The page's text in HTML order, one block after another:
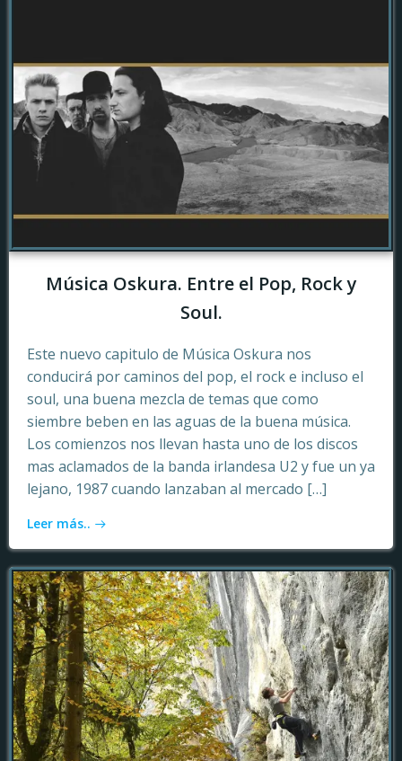
Música Oskura. Entre el Pop, Rock y
Soul.
Este nuevo capitulo de Música Oskura nos
conducirá por caminos del pop, el rock e incluso el
soul, una buena mezcla de temas que como
siembre beben en las aguas de la buena música.
Los comienzos nos llevan hasta uno de los discos
mas aclamados de la banda irlandesa U2 y fue un ya
lejano, 1987 cuando lanzaban al mercado […]
Leer más..